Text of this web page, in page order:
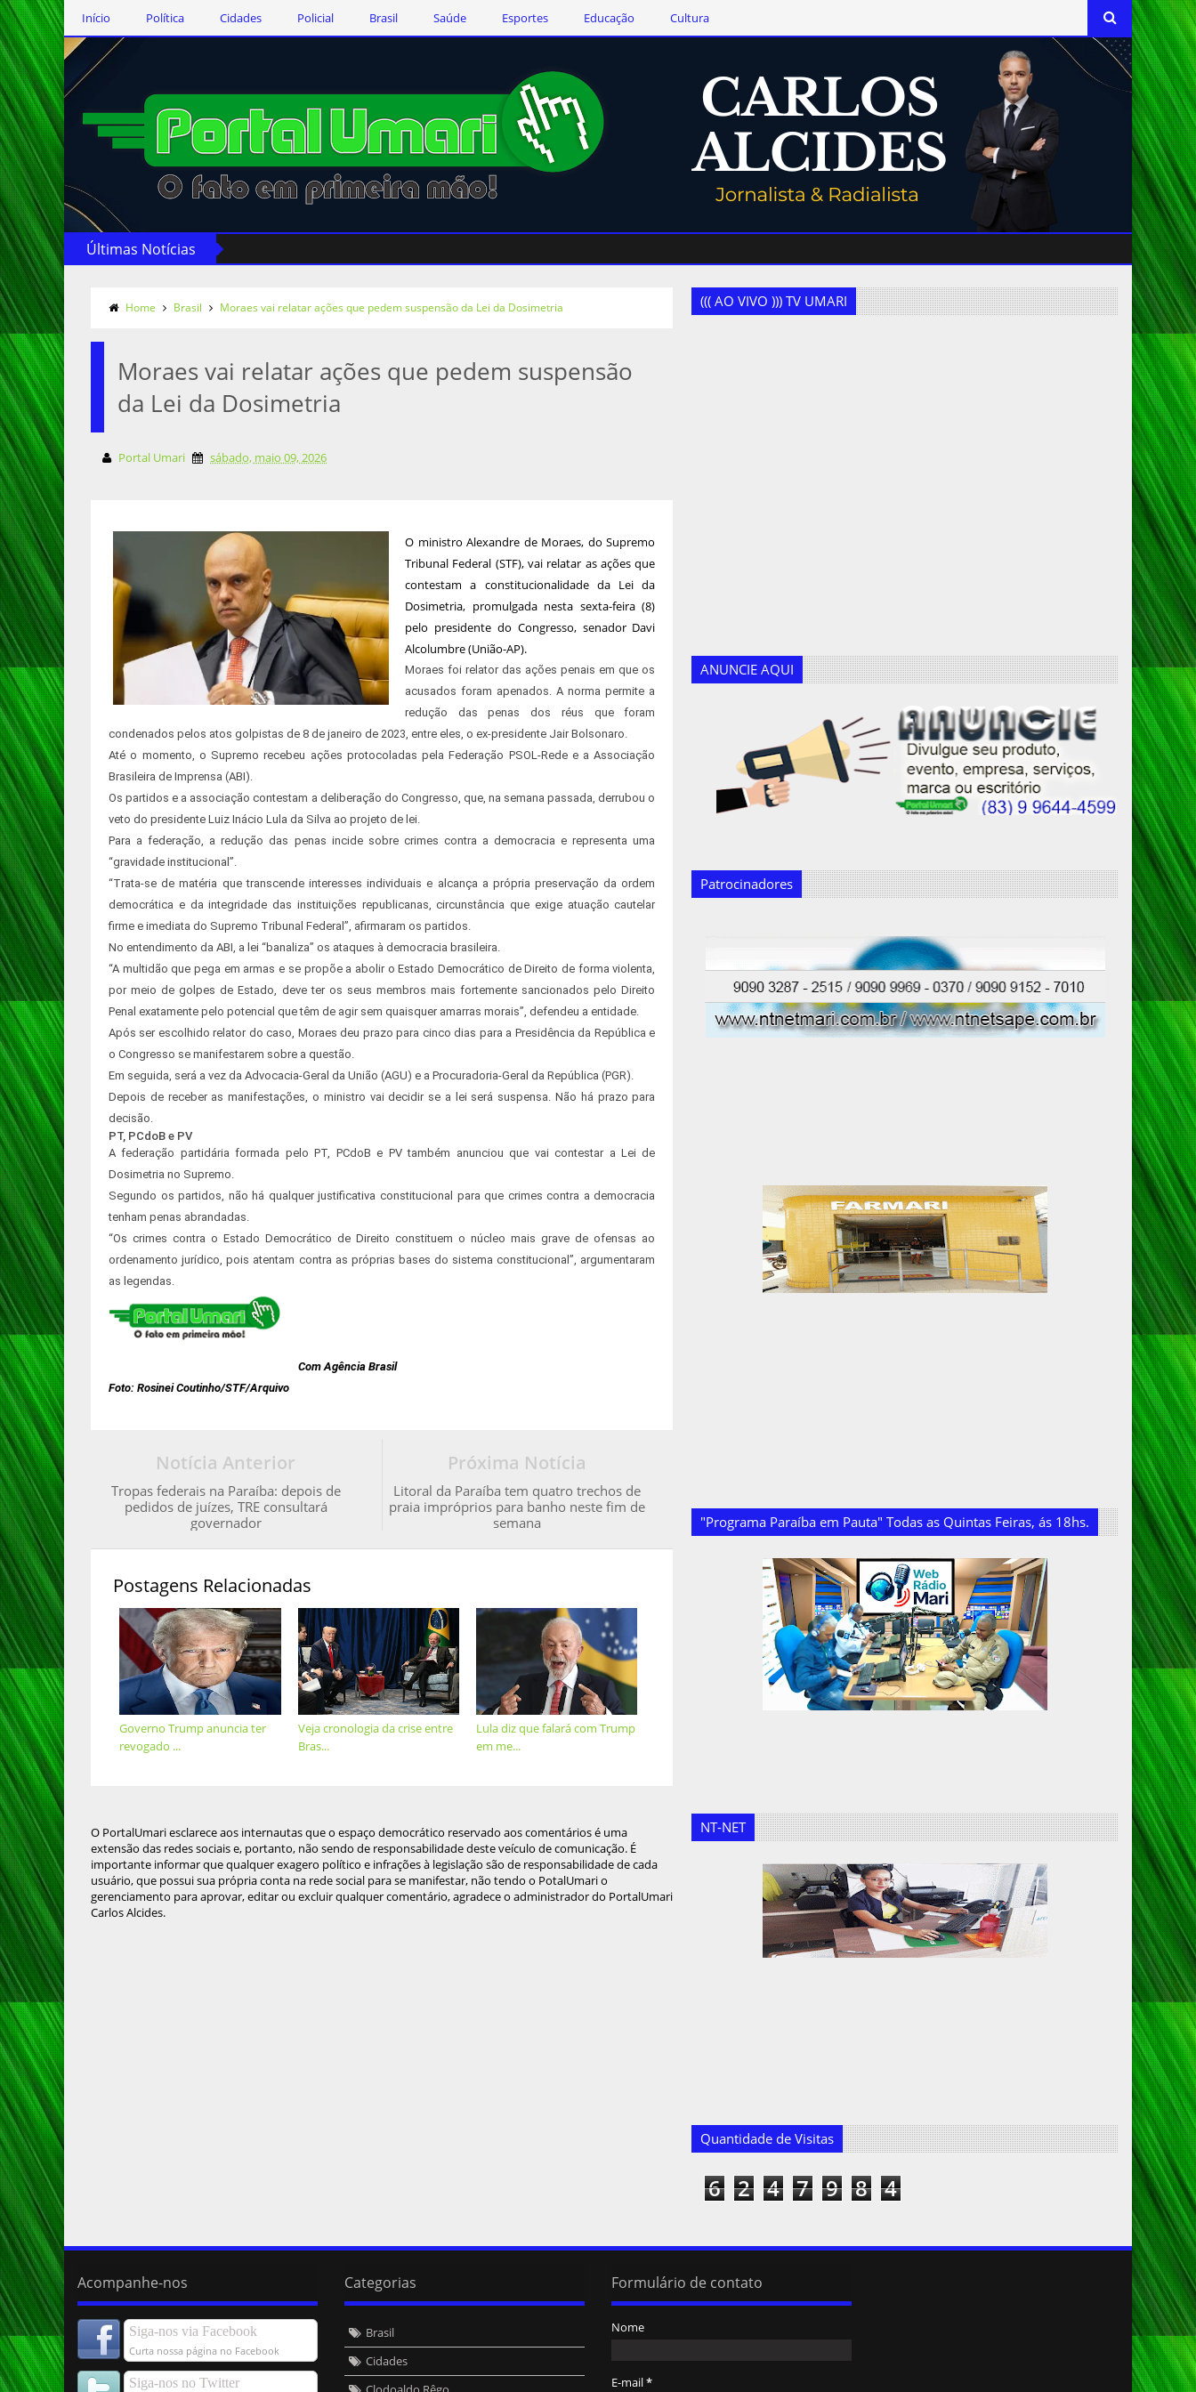
Início Política Cidades Policial Brasil Saúde Esportes Educação Cultura
Últimas Notícias
Home Brasil Moraes vai relatar ações que pedem suspensão da Lei da Dosimetria
Moraes vai relatar ações que pedem suspensão
da Lei da Dosimetria
Portal Umari sábado, maio 09, 2026
O ministro Alexandre de Moraes, do Supremo
Tribunal Federal (STF), vai relatar as ações que
contestam a constitucionalidade da Lei da
Dosimetria, promulgada nesta sexta-feira (8)
pelo presidente do Congresso, senador Davi
Alcolumbre (União-AP).
Moraes foi relator das ações penais em que os
acusados foram apenados. A norma permite a
redução das penas dos réus que foram
condenados pelos atos golpistas de 8 de janeiro de 2023, entre eles, o ex-presidente Jair Bolsonaro.
Até o momento, o Supremo recebeu ações protocoladas pela Federação PSOL-Rede e a Associação
Brasileira de Imprensa (ABI).
Os partidos e a associação contestam a deliberação do Congresso, que, na semana passada, derrubou o
veto do presidente Luiz Inácio Lula da Silva ao projeto de lei.
Para a federação, a redução das penas incide sobre crimes contra a democracia e representa uma
“gravidade institucional”.
“Trata-se de matéria que transcende interesses individuais e alcança a própria preservação da ordem
democrática e da integridade das instituições republicanas, circunstância que exige atuação cautelar
firme e imediata do Supremo Tribunal Federal”, afirmaram os partidos.
No entendimento da ABI, a lei “banaliza” os ataques à democracia brasileira.
“A multidão que pega em armas e se propõe a abolir o Estado Democrático de Direito de forma violenta,
por meio de golpes de Estado, deve ter os seus membros mais fortemente sancionados pelo Direito
Penal exatamente pelo potencial que têm de agir sem quaisquer amarras morais”, defendeu a entidade.
Após ser escolhido relator do caso, Moraes deu prazo para cinco dias para a Presidência da República e
o Congresso se manifestarem sobre a questão.
Em seguida, será a vez da Advocacia-Geral da União (AGU) e a Procuradoria-Geral da República (PGR).
Depois de receber as manifestações, o ministro vai decidir se a lei será suspensa. Não há prazo para
decisão.
PT, PCdoB e PV
A federação partidária formada pelo PT, PCdoB e PV também anunciou que vai contestar a Lei de
Dosimetria no Supremo.
Segundo os partidos, não há qualquer justificativa constitucional para que crimes contra a democracia
tenham penas abrandadas.
“Os crimes contra o Estado Democrático de Direito constituem o núcleo mais grave de ofensas ao
ordenamento jurídico, pois atentam contra as próprias bases do sistema constitucional”, argumentaram
as legendas.
Com Agência Brasil
Foto: Rosinei Coutinho/STF/Arquivo
Próxima Notícia
Litoral da Paraíba tem quatro trechos de
praia impróprios para banho neste fim de
semana
Notícia Anterior
Tropas federais na Paraíba: depois de
pedidos de juízes, TRE consultará
governador
Postagens Relacionadas
Lula diz que falará com Trump
em me...
Veja cronologia da crise entre
Bras...
Governo Trump anuncia ter
revogado ...
O PortalUmari esclarece aos internautas que o espaço democrático reservado aos comentários é uma
extensão das redes sociais e, portanto, não sendo de responsabilidade deste veículo de comunicação. É
importante informar que qualquer exagero político e infrações à legislação são de responsabilidade de cada
usuário, que possui sua própria conta na rede social para se manifestar, não tendo o PotalUmari o
gerenciamento para aprovar, editar ou excluir qualquer comentário, agradece o administrador do PortalUmari
Carlos Alcides.
((( AO VIVO ))) TV UMARI
ANUNCIE AQUI
Patrocinadores
"Programa Paraíba em Pauta" Todas as Quintas Feiras, ás 18hs.
NT-NET
Quantidade de Visitas
6 2 4 7 9 8 4
Acompanhe-nos
Siga-nos via Facebook
Curta nossa página no Facebook
Siga-nos no Twitter
Categorias
Brasil
Cidades
Formulário de contato
Nome
E-mail*